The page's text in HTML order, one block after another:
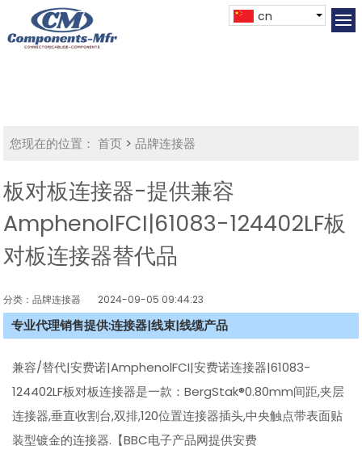
cn
您现在的位置： 首页 >品牌连接器
板对板连接器-提供兼容
AmphenolFCI|61083-124402LF板
对板连接器替代品
分类：品牌连接器 2024-09-05 09:44:23
专业代理销售提供:连接器|线束|线缆产品
兼容/替代|安费诺|AmphenolFCI|安费诺连接器|61083-
124402LF板对板连接器是一款：BergStak®0.80mm间距,夹层
连接器,垂直收割台,双排,120位置连接器插头,中央触点带表面贴
装型镀金的连接器.【BBC电子产品网提供安费